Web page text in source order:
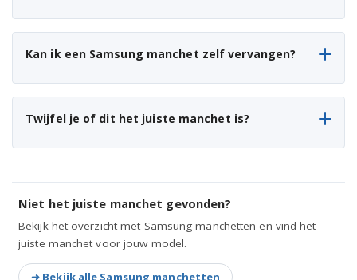
WD80M4A43JW/EO
WD80M4A43JW
WD8AJ5420AW/EG
Kan ik een Samsung manchet zelf vervangen?
Twijfel je of dit het juiste manchet is?
Niet het juiste manchet gevonden?
Bekijk het overzicht met Samsung manchetten en vind het
juiste manchet voor jouw model.
➜ Bekijk alle Samsung manchetten